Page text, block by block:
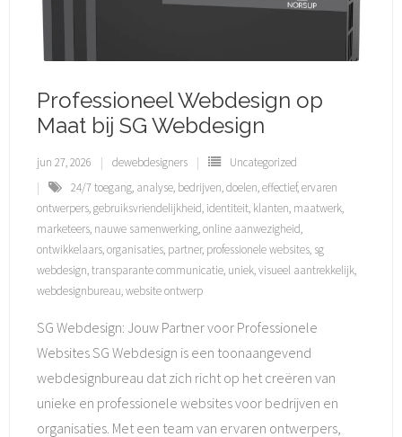
Professioneel Webdesign op
Maat bij SG Webdesign
jun 27, 2026 dewebdesigners
Uncategorized
24/7 toegang, analyse, bedrijven,doelen,effectief,ervaren
ontwerpers,gebruiksvriendelijkheid, identiteit, klanten, maatwerk,
marketeers, nauwe samenwerking,online aanwezigheid,
ontwikkelaars,organisaties, partner, professionele websites, sg
webdesign,transparante communicatie, uniek,visueel aantrekkelijk,
webdesignbureau,website ontwerp
SG Webdesign: Jouw Partner voor Professionele
Websites SG Webdesign is een toonaangevend
webdesignbureau dat zich richt op het creëren van
unieke en professionele websites voor bedrijven en
organisaties. Met een team van ervaren ontwerpers,